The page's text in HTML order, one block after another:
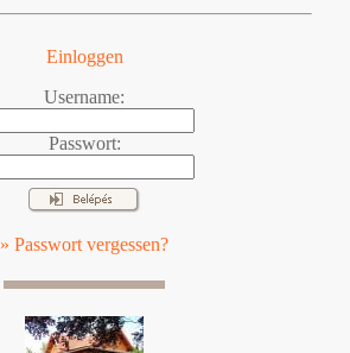
Einloggen
Username:
Passwort:
» Passwort vergessen?